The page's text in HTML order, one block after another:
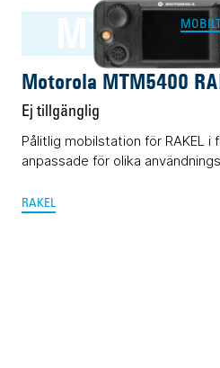
Motorola MTM5400
Ej tillgänglig
Pålitlig mobilstation för RAKEL i
anpassade för olika
RAKEL